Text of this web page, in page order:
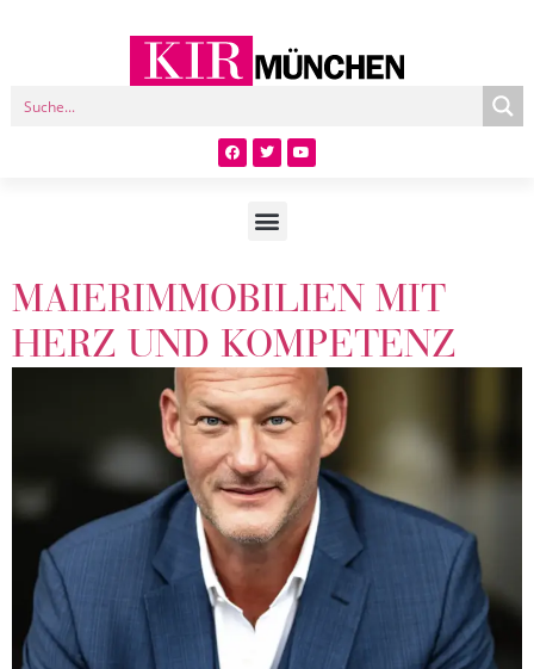
MAIERIMMOBILIEN MIT
HERZ UND KOMPETENZ